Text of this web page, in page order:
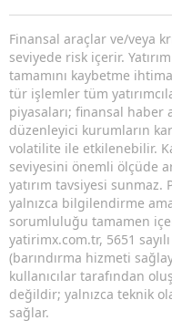
Finansal araçlar ve/veya
seviyede risk içerir.
tamamını kaybetme
tür işlemler tüm
piyasaları; finansal haber
düzenleyici kurumların
volatilite ile etkilenebilir.
seviyesini önemli ölçüde
yatırım tavsiyesi
yalnızca bilgilendirme
sorumluluğu tamamen
yatirimx.com.tr, 5651
(barındırma hizmeti
kullanıcılar tarafından
değildir; yalnızca teknik
sağlar.